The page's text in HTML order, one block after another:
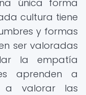
única forma
cultura tiene
y formas
ser valoradas
la empatía
aprenden a
a valorar las